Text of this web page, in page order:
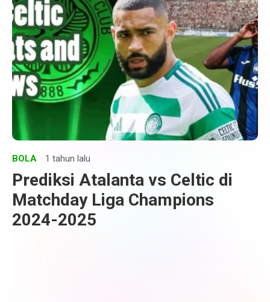
BOLA 1 tahun lalu
Prediksi Atalanta vs Celtic di
Matchday Liga Champions
2024-2025